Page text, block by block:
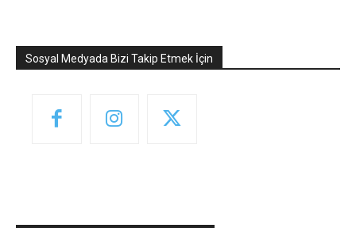
Sosyal Medyada Bizi Takip Etmek İçin